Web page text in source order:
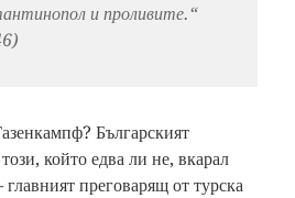
и проливите.“
Българският
който едва ли не, вкарал
преговарящ от турска